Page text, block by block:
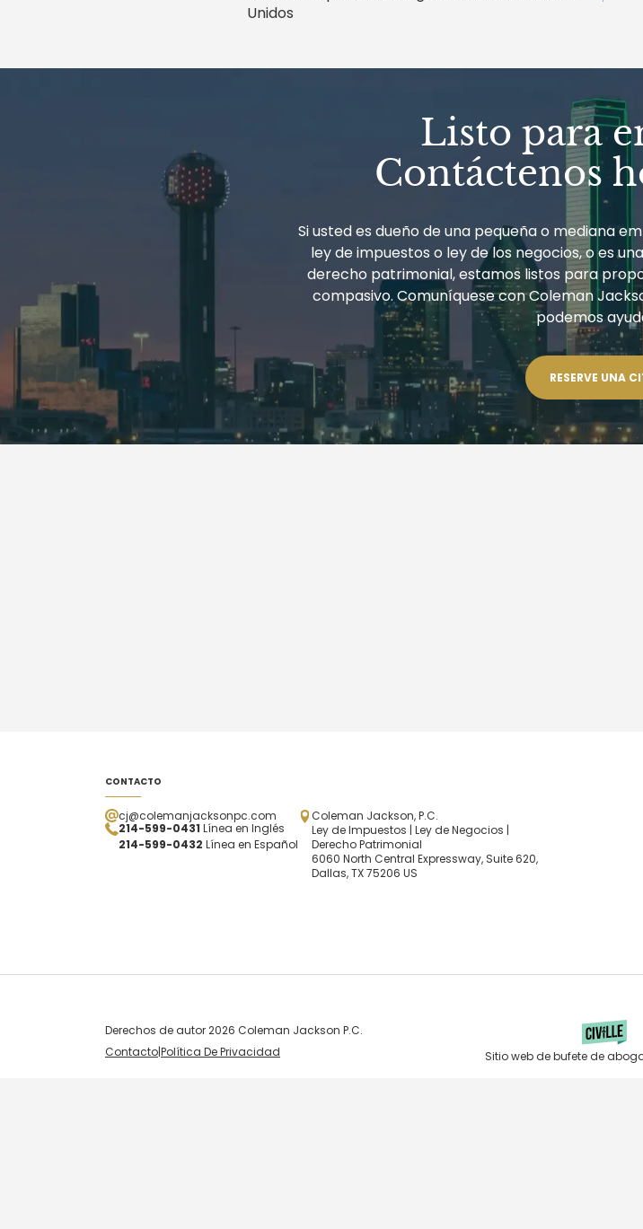
Unidos
Listo para
Contáctenos
Si usted es dueño de una pequeña o mediana
ley de impuestos o ley de los negocios, o es
derecho patrimonial, estamos listos para
compasivo. Comuníquese con Coleman
podemos
RESERVE UNA
CONTACTO
cj@colemanjacksonpc.com
214-599-0431 Línea en Inglés
214-599-0432 Línea en Español
Coleman Jackson, P.C.
Ley de Impuestos | Ley de Negocios |
Derecho Patrimonial
6060 North Central Expressway, Suite 620,
Dallas, TX 75206 US
Derechos de autor 2026 Coleman Jackson P.C.
Contacto|Política De Privacidad Sitio web de bufete de